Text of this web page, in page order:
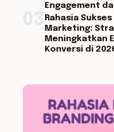
Engagement
Rahasia
Marketing:
Meningkatkan
Konversi di